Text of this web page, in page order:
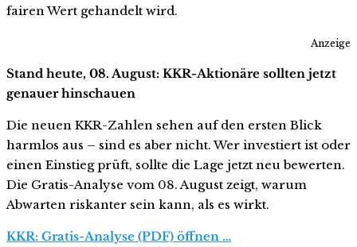
fairen Wert gehandelt wird.
Anzeige
Stand heute, 08. August: KKR-Aktionäre sollten jetzt
genauer hinschauen
Die neuen KKR-Zahlen sehen auf den ersten Blick
harmlos aus – sind es aber nicht. Wer investiert ist oder
einen Einstieg prüft, sollte die Lage jetzt neu bewerten.
Die Gratis-Analyse vom 08. August zeigt, warum
Abwarten riskanter sein kann, als es wirkt.
KKR: Gratis-Analyse (PDF) öffnen …